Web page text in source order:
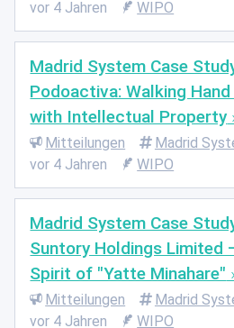
vor 4 Jahren
WIPO
Madrid System Case
Podoactiva: Walking Hand
with Intellectual Property
Mitteilungen
Madrid
vor 4 Jahren
WIPO
Madrid System Case
Suntory Holdings Limited
Spirit of "Yatte Minahare"
Mitteilungen
Madrid
vor 4 Jahren
WIPO